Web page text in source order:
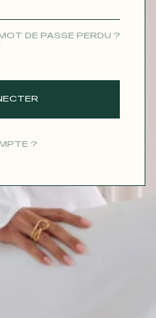
MOT DE PASSE PERDU ?
?